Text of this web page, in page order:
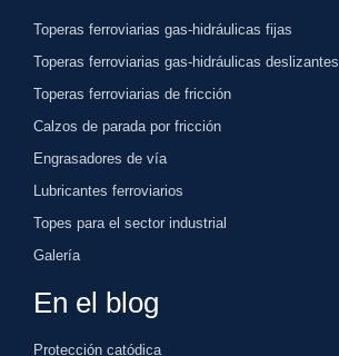
Toperas ferroviarias gas-hidráulicas fijas
Toperas ferroviarias gas-hidráulicas deslizantes
Toperas ferroviarias de fricción
Calzos de parada por fricción
Engrasadores de vía
Lubricantes ferroviarios
Topes para el sector industrial
Galería
En el blog
Protección catódica